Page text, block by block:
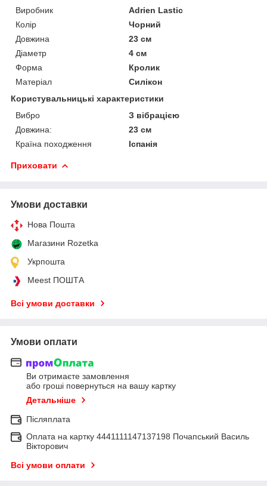
Виробник
Adrien Lastic
Колір
Чорний
Довжина
23 см
Діаметр
4 см
Форма
Кролик
Матеріал
Силікон
Користувальницькі характеристики
Вибро
З вібрацією
Довжина:
23 см
Країна походження
Іспанія
Приховати
Умови доставки
Нова Пошта
Магазини Rozetka
Укрпошта
Meest ПОШТА
Всі умови доставки
Умови оплати
Ви отримаєте замовлення
або гроші повернуться на вашу картку
Детальніше
Післяплата
Оплата на картку 4441111147137198 Почапський Василь
Вікторович
Всі умови оплати